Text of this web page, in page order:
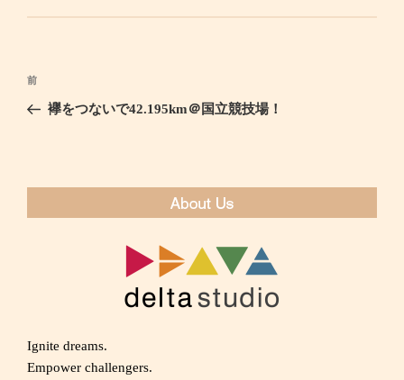
投
ー
過
去
前
襷をつないで42.195km＠国立競技場！
Ignite dreams.
Empower challengers.